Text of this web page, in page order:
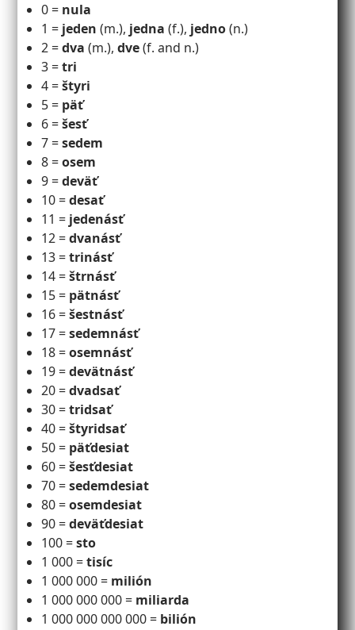
0 = nula
1 = jeden (m.), jedna (f.), jedno(n.)
2 =dva (m.),dve(f. and n.)
3 =tri
4 =štyri
5 = päť
6 =šesť
7 =sedem
8 =osem
9 =deväť
10 =desať
11 = jedenásť
12 =dvanásť
13 =trinásť
14 =štrnásť
15 = pätnásť
16 =šestnásť
17 =sedemnásť
18 =osemnásť
19 =devätnásť
20 =dvadsať
30 =tridsať
40 =štyridsať
50 = päťdesiat
60 =šesťdesiat
70 =sedemdesiat
80 =osemdesiat
90 =deväťdesiat
100 =sto
1 000 =tisíc
1 000 000 = milión
1 000 000 000 = miliarda
1 000 000 000 000 = bilión